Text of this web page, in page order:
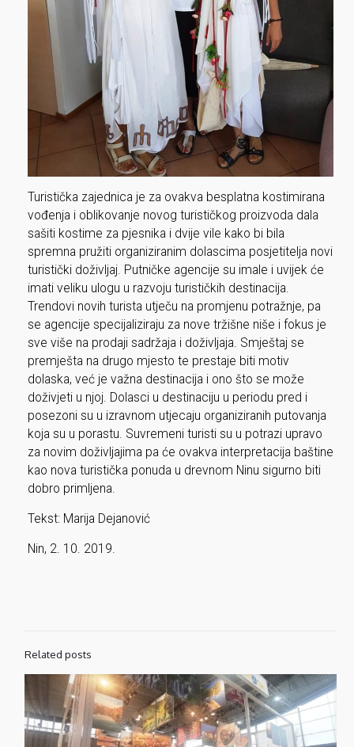
Turistička zajednica je za ovakva besplatna kostimirana
vođenja i oblikovanje novog turističkog proizvoda dala
sašiti kostime za pjesnika i dvije vile kako bi bila
spremna pružiti organiziranim dolascima posjetitelja novi
turistički doživljaj. Putničke agencije su imale i uvijek će
imati veliku ulogu u razvoju turističkih destinacija.
Trendovi novih turista utječu na promjenu potražnje, pa
se agencije specijaliziraju za nove tržišne niše i fokus je
sve više na prodaji sadržaja i doživljaja. Smještaj se
premješta na drugo mjesto te prestaje biti motiv
dolaska, već je važna destinacija i ono što se može
doživjeti u njoj. Dolasci u destinaciju u periodu pred i
posezoni su u izravnom utjecaju organiziranih putovanja
koja su u porastu. Suvremeni turisti su u potrazi upravo
za novim doživljajima pa će ovakva interpretacija baštine
kao nova turistička ponuda u drevnom Ninu sigurno biti
dobro primljena.
Tekst: Marija Dejanović
Nin, 2. 10. 2019.
Related posts